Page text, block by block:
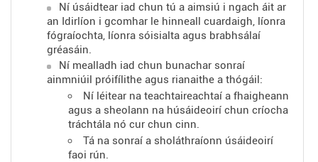
Ní úsáidtear iad chun tú a aimsiú i ngach áit ar
an Idirlíon i gcomhar le hinneall cuardaigh, líonra
fógraíochta, líonra sóisialta agus brabhsálaí
gréasáin.
Ní mealladh iad chun bunachar sonraí
ainmniúil próifílithe agus rianaithe a thógáil:
Ní léitear na teachtaireachtaí a fhaigheann
agus a sheolann na húsáideoirí chun críocha
tráchtála nó cur chun cinn.
Tá na sonraí a sholáthraíonn úsáideoirí
faoi rún.